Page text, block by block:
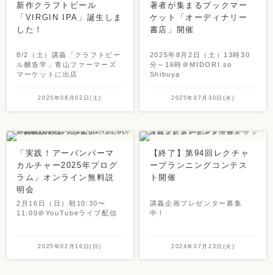
新作クラフトビール
「VIRGIN IPA」誕生しま
した！
8/2（土）講義「クラフトビー
ル醸造学」青山ファーマーズ
マーケットに出店
2025年08月02日(土)
著者が集まるブックマー
ケット「オーディナリー
書店」開催
2025年8月2日（土）13時30
分～16時＠MIDORI.so
Shibuya
2025年07月30日(水)
「実践！アーバンパーマ
カルチャー2025年プログ
ラム」オンライン無料説
明会
2月16日（日）朝10:30〜
11:00＠YouTubeライブ配信
2025年02月16日(日)
【終了】第94回レクチャ
ープランニングコンテス
ト開催
講義企画プレゼンター募集
中！
2024年07月23日(火)